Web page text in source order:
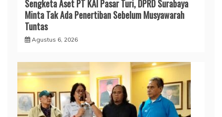
Sengketa Aset PT KAI Pasar Turi, DPRD Surabaya
Minta Tak Ada Penertiban Sebelum Musyawarah
Tuntas
Agustus 6, 2026